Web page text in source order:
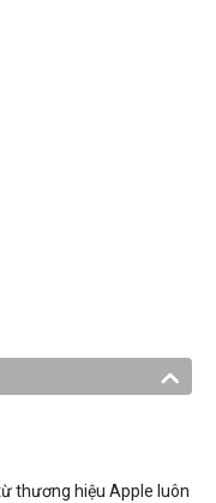
thương hiệu Apple luôn